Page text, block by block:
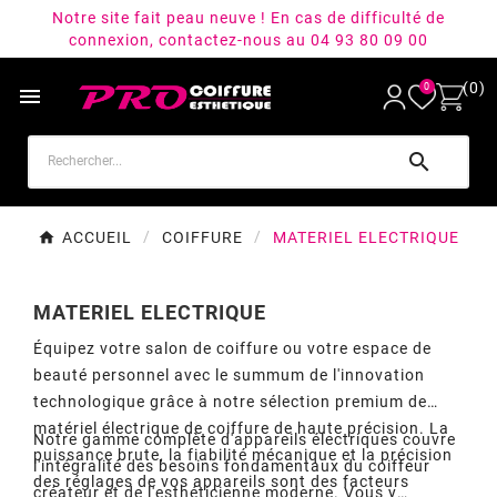
Notre site fait peau neuve ! En cas de difficulté de
connexion, contactez-nous au 04 93 80 09 00
 0 (0)

ACCUEIL COIFFURE MATERIEL ELECTRIQUE
MATERIEL ELECTRIQUE
Équipez votre salon de coiffure ou votre espace de
beauté personnel avec le summum de l'innovation
technologique grâce à notre sélection premium de
matériel électrique de coiffure de haute précision. La
puissance brute, la fiabilité mécanique et la précision
des réglages de vos appareils sont des facteurs
Notre gamme complète d'appareils électriques couvre
l'intégralité des besoins fondamentaux du coiffeur
créateur et de l'esthéticienne moderne. Vous y